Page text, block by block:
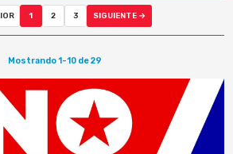
1 2 3 SIGUIENTE →
Mostrando 1-10 de 29